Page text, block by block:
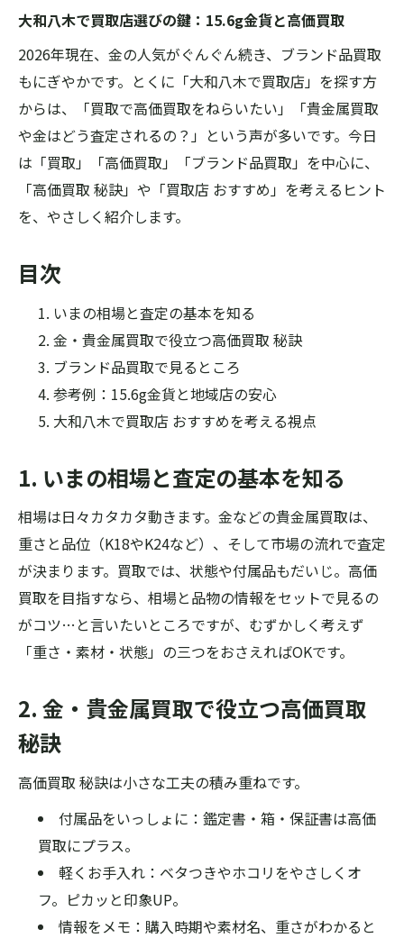
大和八木で買取店選びの鍵：15.6g金貨と高価買取
2026年現在、金の人気がぐんぐん続き、ブランド品買取
もにぎやかです。とくに「大和八木で買取店」を探す方
からは、「買取で高価買取をねらいたい」「貴金属買取
や金はどう査定されるの？」という声が多いです。今日
は「買取」「高価買取」「ブランド品買取」を中心に、
「高価買取 秘訣」や「買取店 おすすめ」を考えるヒント
を、やさしく紹介します。
目次
いまの相場と査定の基本を知る
金・貴金属買取で役立つ高価買取 秘訣
ブランド品買取で見るところ
参考例：15.6g金貨と地域店の安心
大和八木で買取店 おすすめを考える視点
1. いまの相場と査定の基本を知る
相場は日々カタカタ動きます。金などの貴金属買取は、
重さと品位（K18やK24など）、そして市場の流れで査定
が決まります。買取では、状態や付属品もだいじ。高価
買取を目指すなら、相場と品物の情報をセットで見るの
がコツ…と言いたいところですが、むずかしく考えず
「重さ・素材・状態」の三つをおさえればOKです。
2. 金・貴金属買取で役立つ高価買取
秘訣
高価買取 秘訣は小さな工夫の積み重ねです。
付属品をいっしょに：鑑定書・箱・保証書は高価
買取にプラス。
軽くお手入れ：ベタつきやホコリをやさしくオ
フ。ピカッと印象UP。
情報をメモ：購入時期や素材名、重さがわかると